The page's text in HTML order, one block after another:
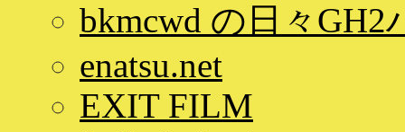
bkmcwd の日々GH2
enatsu.net
EXIT FILM